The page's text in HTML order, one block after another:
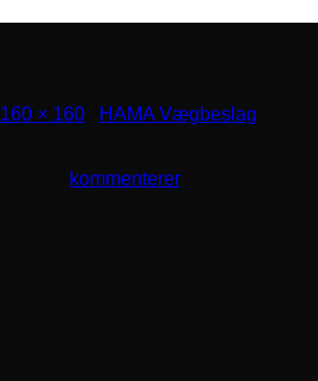
160 × 160
HAMA Vægbeslag
kommenterer.